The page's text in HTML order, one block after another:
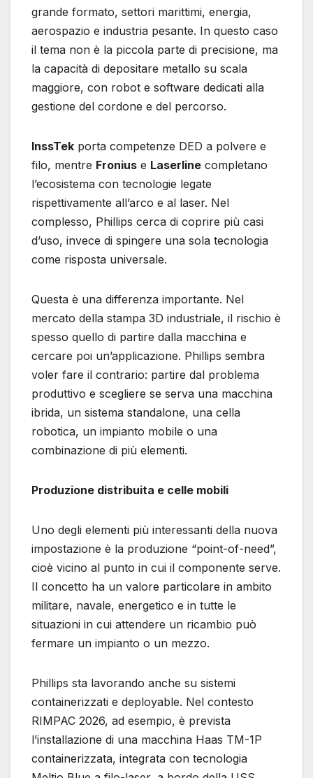
grande formato, settori marittimi, energia,
aerospazio e industria pesante. In questo caso
il tema non è la piccola parte di precisione, ma
la capacità di depositare metallo su scala
maggiore, con robot e software dedicati alla
gestione del cordone e del percorso.
InssTek porta competenze DED a polvere e
filo, mentre Fronius e Laserline completano
l’ecosistema con tecnologie legate
rispettivamente all’arco e al laser. Nel
complesso, Phillips cerca di coprire più casi
d’uso, invece di spingere una sola tecnologia
come risposta universale.
Questa è una differenza importante. Nel
mercato della stampa 3D industriale, il rischio è
spesso quello di partire dalla macchina e
cercare poi un’applicazione. Phillips sembra
voler fare il contrario: partire dal problema
produttivo e scegliere se serva una macchina
ibrida, un sistema standalone, una cella
robotica, un impianto mobile o una
combinazione di più elementi.
Produzione distribuita e celle mobili
Uno degli elementi più interessanti della nuova
impostazione è la produzione “point-of-need”,
cioè vicino al punto in cui il componente serve.
Il concetto ha un valore particolare in ambito
militare, navale, energetico e in tutte le
situazioni in cui attendere un ricambio può
fermare un impianto o un mezzo.
Phillips sta lavorando anche su sistemi
containerizzati e deployable. Nel contesto
RIMPAC 2026, ad esempio, è prevista
l’installazione di una macchina Haas TM-1P
containerizzata, integrata con tecnologia